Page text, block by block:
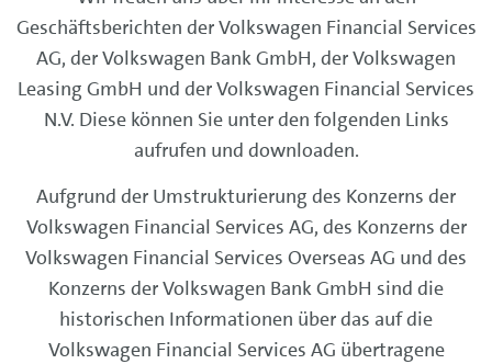
Geschäftsberichten der Volkswagen Financial Services
AG, der Volkswagen Bank GmbH, der Volkswagen
Leasing GmbH und der Volkswagen Financial Services
N.V. Diese können Sie unter den folgenden Links
aufrufen und downloaden.
Aufgrund der Umstrukturierung des Konzerns der
Volkswagen Financial Services AG, des Konzerns der
Volkswagen Financial Services Overseas AG und des
Konzerns der Volkswagen Bank GmbH sind die
historischen Informationen über das auf die
Volkswagen Financial Services AG übertragene